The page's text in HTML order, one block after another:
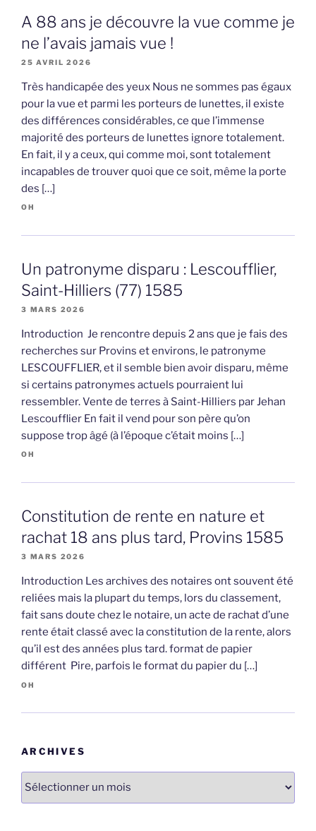
A 88 ans je découvre la vue comme je
ne l’avais jamais vue !
25 AVRIL 2026
Très handicapée des yeux Nous ne sommes pas égaux
pour la vue et parmi les porteurs de lunettes, il existe
des différences considérables, ce que l’immense
majorité des porteurs de lunettes ignore totalement.
En fait, il y a ceux, qui comme moi, sont totalement
incapables de trouver quoi que ce soit, même la porte
des […]
OH
Un patronyme disparu : Lescoufflier,
Saint-Hilliers (77) 1585
3 MARS 2026
Introduction Je rencontre depuis 2 ans que je fais des
recherches sur Provins et environs, le patronyme
LESCOUFFLIER, et il semble bien avoir disparu, même
si certains patronymes actuels pourraient lui
ressembler. Vente de terres à Saint-Hilliers par Jehan
Lescoufflier En fait il vend pour son père qu’on
suppose trop âgé (à l’époque c’était moins […]
OH
Constitution de rente en nature et
rachat 18 ans plus tard, Provins 1585
3 MARS 2026
Introduction Les archives des notaires ont souvent été
reliées mais la plupart du temps, lors du classement,
fait sans doute chez le notaire, un acte de rachat d’une
rente était classé avec la constitution de la rente, alors
qu’il est des années plus tard. format de papier
différent Pire, parfois le format du papier du […]
OH
ARCHIVES
Archives